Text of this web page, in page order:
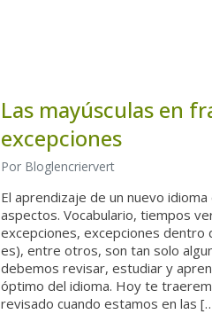
Las mayúsculas en
excepciones
Por Bloglencriervert
El aprendizaje de un nuevo
aspectos. Vocabulario, tiempos
excepciones, excepciones dentro
es), entre otros, son tan solo
debemos revisar, estudiar y
óptimo del idioma. Hoy te
revisado cuando estamos en las